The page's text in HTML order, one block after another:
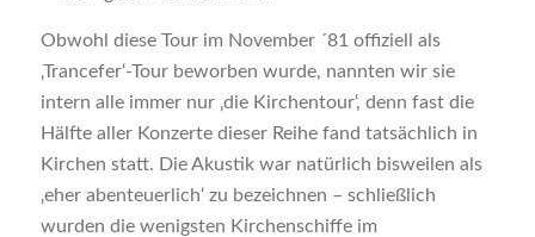
Obwohl diese Tour im November ´81 offiziell als
‚Trancefer‘-Tour beworben wurde, nannten wir sie
intern alle immer nur ‚die Kirchentour‘, denn fast die
Hälfte aller Konzerte dieser Reihe fand tatsächlich in
Kirchen statt. Die Akustik war natürlich bisweilen als
‚eher abenteuerlich‘ zu bezeichnen – schließlich
wurden die wenigsten Kirchenschiffe im